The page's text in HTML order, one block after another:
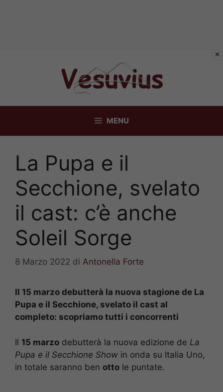
MENU
La Pupa e il
Secchione, svelato
il cast: c’è anche
Soleil Sorge
8 Marzo 2022 di Antonella Forte
Il 15 marzo debutterà la nuova stagione de La
Pupa e il Secchione, svelato il cast al
completo: scopriamo tutti i concorrenti
Il 15 marzo debutterà la nuova edizione de La
Pupa e il Secchione Show in onda su Italia Uno,
in totale saranno ben otto le puntate.